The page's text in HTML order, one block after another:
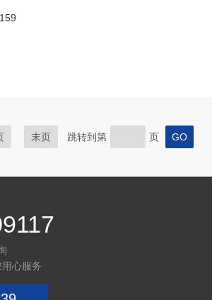
使用该夹具，可以有.效地评估保温砂浆的粘
末页 跳转到第 页
心服务